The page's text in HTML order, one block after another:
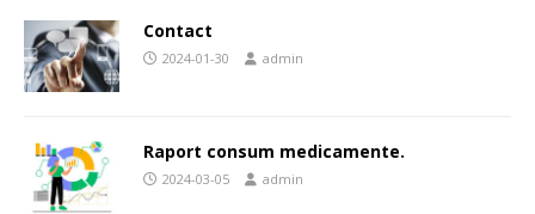
Contact
2024-01-30 admin
Raport consum medicamente.
2024-03-05 admin